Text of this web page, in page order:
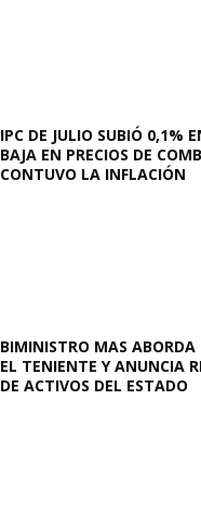
IPC DE JULIO SUBIÓ 0,1%
BAJA EN PRECIOS DE
CONTUVO LA INFLACIÓN
BIMINISTRO MAS ABORDA
EL TENIENTE Y ANUNCIA
DE ACTIVOS DEL ESTADO